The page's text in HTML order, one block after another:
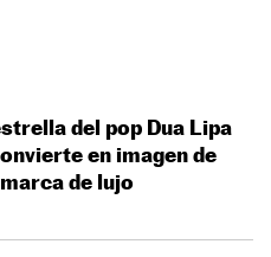
del pop Dua Lipa
en imagen de
de lujo